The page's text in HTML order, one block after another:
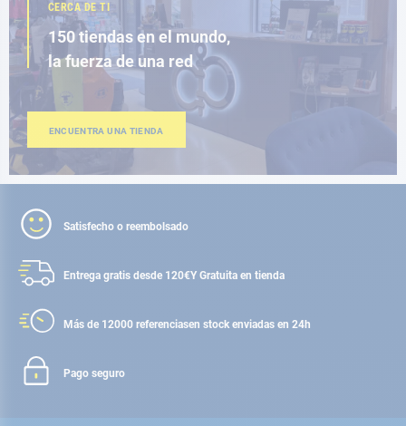
CERCA DE TI
150 tiendas en el mundo,
la fuerza de una red
ENCUENTRA UNA TIENDA
Satisfecho o reembolsado
Entrega gratis desde 120€Y Gratuita en tienda
Más de 12000 referenciasen stock enviadas en 24h
Pago seguro